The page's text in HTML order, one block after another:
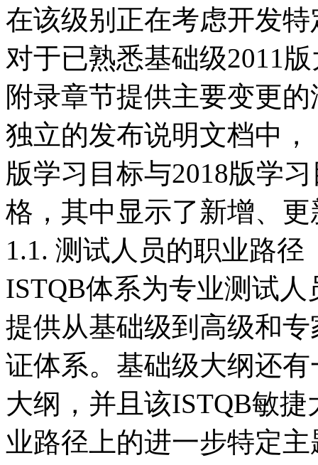
在该级别正在考虑开发
对于已熟悉基础级2011
附录章节提供主要变更
独立的发布说明文档中
版学习目标与2018版学
格，其中显示了新增、
1.1. 测试人员的职业路径
ISTQB体系为专业测试
提供从基础级到高级和
证体系。基础级大纲还
大纲，并且该ISTQB敏
业路径上的进一步特定